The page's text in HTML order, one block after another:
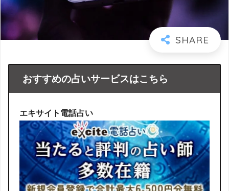
おすすめの占いサービスはこちら
エキサイト電話占い